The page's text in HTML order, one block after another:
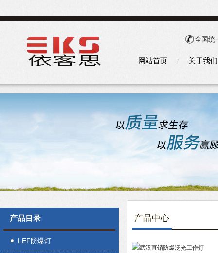
全国统
网站首页 关于我们
产品目录
LEF防爆灯
产品中心